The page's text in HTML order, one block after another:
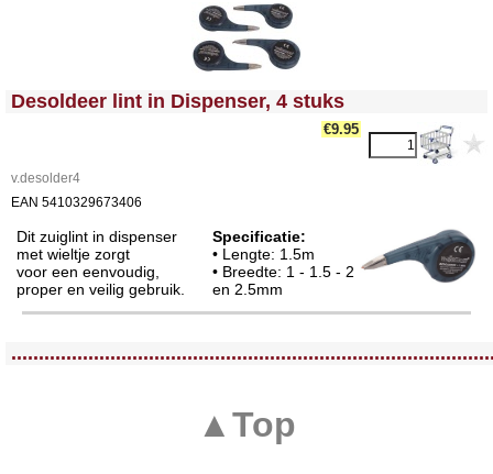
<!-- MakeFullWidth0 --><!-- MakeFullWidth1 --><!-- MakeFullWidth2 --><!-- MakeFullWidth3 --><!-- MakeFullWidth4 --><!-- MakeFullWidth5 --><!-- MakeFullWidth6 --><!-- MakeFullWidth7 --><!-- MakeFullWidth8 --><!-- MakeFullWidth9 --><!-- MakeFullWidth10 --><!-- MakeFullWidth11 --><!-- MakeFullWidth12 --><!-- MakeFullWidth13 --><!-- MakeFullWidth14 --><!-- MakeFullWidth15 --><!-- MakeFullWidth16 --><!-- MakeFullWidth17 --><!-- MakeFullWidth18 --><!-- MakeFullWidth19 -->
Desoldeer lint in Dispenser, 4 stuks
€9.95
v.desolder4
EAN 5410329673406
Dit zuiglint in dispenser
met wieltje zorgt
voor een eenvoudig,
proper en veilig gebruik.
Specificatie:
• Lengte: 1.5m
• Breedte: 1 - 1.5 - 2
en 2.5mm
▲Top